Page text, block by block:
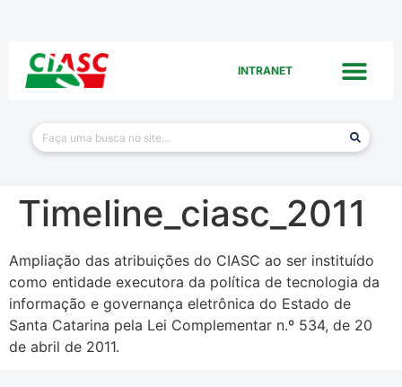
INTRANET
Timeline_ciasc_2011
Ampliação das atribuições do CIASC ao ser instituído
como entidade executora da política de tecnologia da
informação e governança eletrônica do Estado de
Santa Catarina pela Lei Complementar n.º 534, de 20
de abril de 2011.